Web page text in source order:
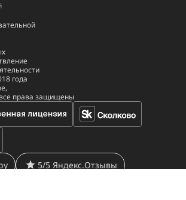
года
права защищены
5/5 Яндекс.Отзывы